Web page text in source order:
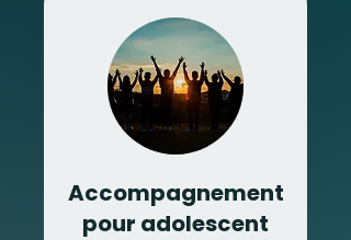
Accompagnement
pour adolescent